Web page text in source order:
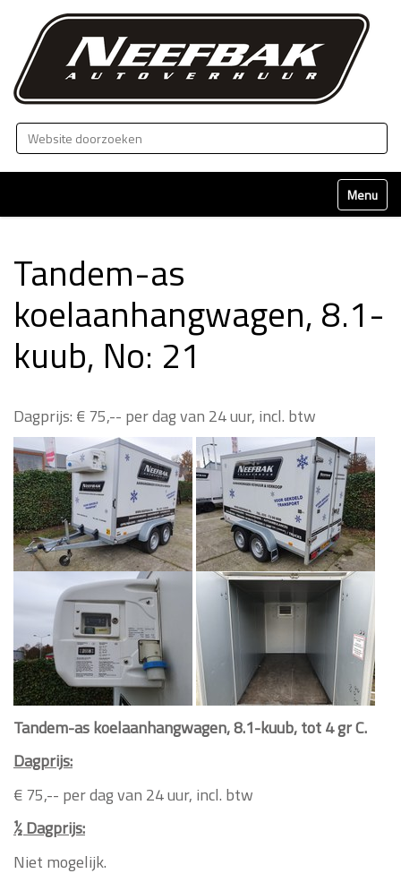
Zoek
Klap
Tandem-as
koelaanhangwagen, 8.1-
kuub, No: 21
Dagprijs: € 75,-- per dag van 24 uur, incl. btw
Tandem-as koelaanhangwagen, 8.1-kuub, tot 4 gr C.
Dagprijs:
€ 75,-- per dag van 24 uur, incl. btw
½ Dagprijs:
Niet mogelijk.